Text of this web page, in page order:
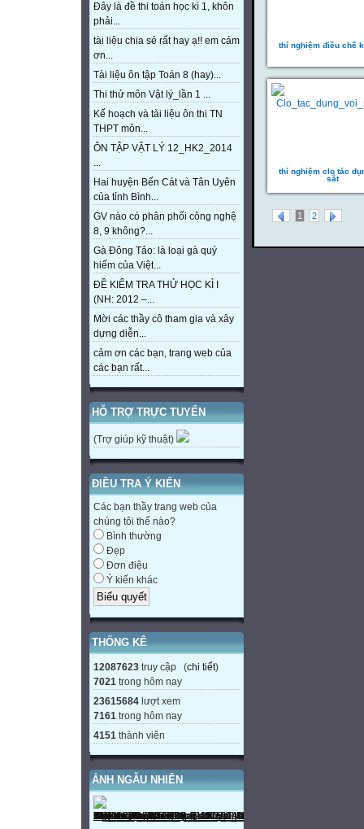
Đây là đề thi toán học kì 1, khôn
phải...
tài liệu chia sẻ rất hay ạ!! em cám
ơn...
Tài liệu ôn tập Toán 8 (hay)...
Thi thử môn Vật lý_lần 1 ...
Kế hoạch và tài liệu ôn thi TN
THPT môn...
ÔN TẬP VẬT LÝ 12_HK2_2014
...
Hai huyện Bến Cát và Tân Uyên
của tỉnh Bình...
GV nào có phân phối công nghệ
8, 9 không?...
Gà Đông Tảo: là loại gà quý
hiếm của Việt...
ĐỀ KIỂM TRA THỬ HỌC KÌ I
(NH: 2012 –...
Mời các thầy cô tham gia và xây
dựng diễn...
cảm ơn các bạn, trang web của
các bạn rất...
HỖ TRỢ TRỰC TUYẾN
(Trợ giúp kỹ thuật)
ĐIỀU TRA Ý KIẾN
Các bạn thầy trang web của
chúng tôi thế nào?
Bình thường
Đẹp
Đơn điệu
Ý kiến khác
THỐNG KÊ
12087623 truy cập (chi tiết)
7021 trong hôm nay
23615684 lượt xem
7161 trong hôm nay
4151 thành viên
ẢNH NGẪU NHIÊN
thí nghiệm điều chế
thí nghiệm clo tác
sắt
1 2